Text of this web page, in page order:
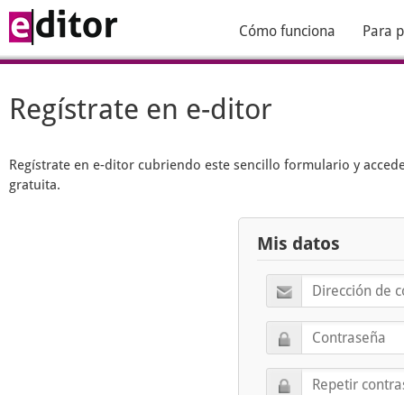
Cómo funciona Para
Regístrate en e-ditor
Regístrate en e-ditor cubriendo este sencillo formulario y
gratuita.
Mis datos